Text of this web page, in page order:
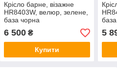
Крісло барне, візажне
НR8403W, велюр, зелене,
база чорна
6 500₴
Купити
5